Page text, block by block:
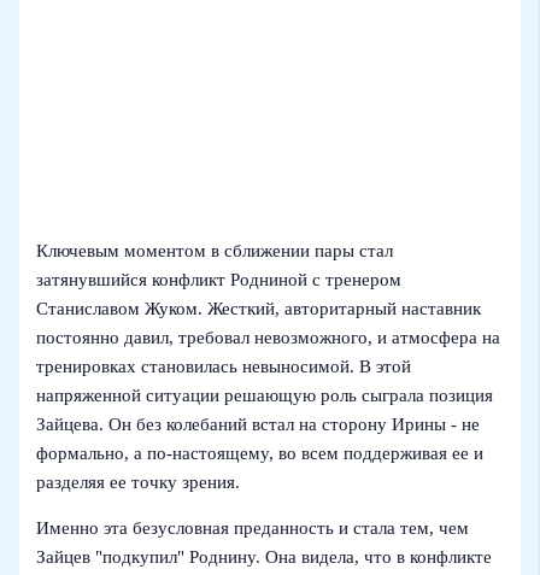
Ключевым моментом в сближении пары стал
затянувшийся конфликт Родниной с тренером
Станиславом Жуком. Жесткий, авторитарный наставник
постоянно давил, требовал невозможного, и атмосфера на
тренировках становилась невыносимой. В этой
напряженной ситуации решающую роль сыграла позиция
Зайцева. Он без колебаний встал на сторону Ирины - не
формально, а по‑настоящему, во всем поддерживая ее и
разделяя ее точку зрения.
Именно эта безусловная преданность и стала тем, чем
Зайцев "подкупил" Роднину. Она видела, что в конфликте